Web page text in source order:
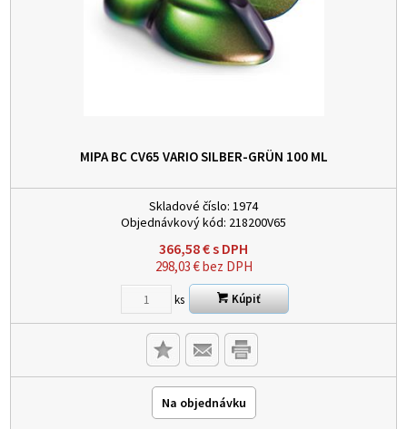
MIPA BC CV65 VARIO SILBER-GRÜN 100 ML
Skladové číslo: 1974
Objednávkový kód: 218200V65
366,58€s DPH
298,03€bez DPH
ks Kúpiť
Na objednávku